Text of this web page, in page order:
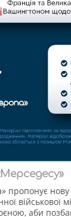
пропонує
військової
аби